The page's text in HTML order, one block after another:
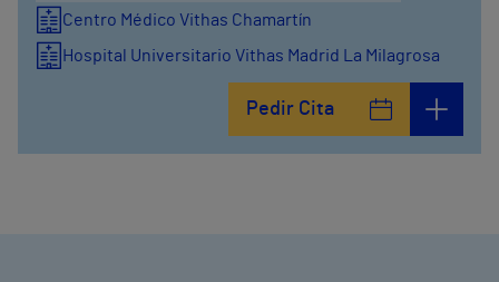
Centro Médico Vithas Chamartín
Hospital Universitario Vithas Madrid La Milagrosa
Pedir Cita